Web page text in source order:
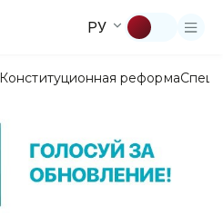
РУ
Конституционная реформа